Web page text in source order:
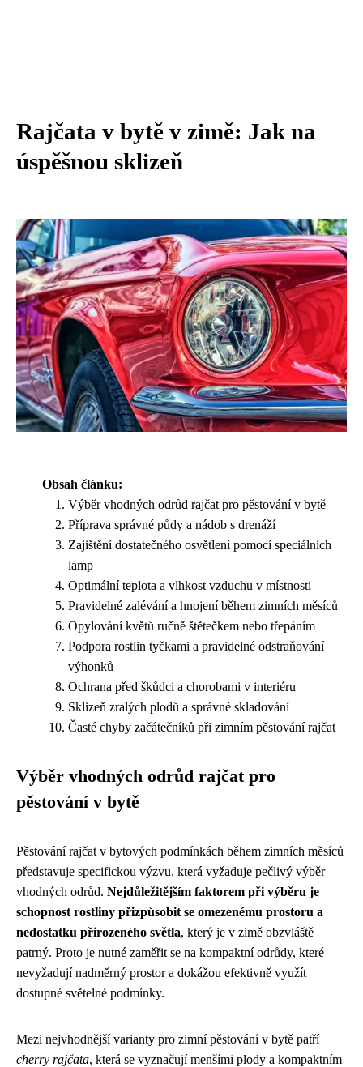
Rajčata v bytě v zimě: Jak na
úspěšnou sklizeň
Obsah článku:
Výběr vhodných odrůd rajčat pro pěstování v bytě
Příprava správné půdy a nádob s drenáží
Zajištění dostatečného osvětlení pomocí speciálních
lamp
Optimální teplota a vlhkost vzduchu v místnosti
Pravidelné zalévání a hnojení během zimních měsíců
Opylování květů ručně štětečkem nebo třepáním
Podpora rostlin tyčkami a pravidelné odstraňování
výhonků
Ochrana před škůdci a chorobami v interiéru
Sklizeň zralých plodů a správné skladování
Časté chyby začátečníků při zimním pěstování rajčat
Výběr vhodných odrůd rajčat pro
pěstování v bytě
Pěstování rajčat v bytových podmínkách během zimních měsíců
představuje specifickou výzvu, která vyžaduje pečlivý výběr
vhodných odrůd. Nejdůležitějším faktorem při výběru je
schopnost rostliny přizpůsobit se omezenému prostoru a
nedostatku přirozeného světla, který je v zimě obzvláště
patrný. Proto je nutné zaměřit se na kompaktní odrůdy, které
nevyžadují nadměrný prostor a dokážou efektivně využít
dostupné světelné podmínky.
Mezi nejvhodnější varianty pro zimní pěstování v bytě patří
cherry rajčata, která se vyznačují menšími plody a kompaktním